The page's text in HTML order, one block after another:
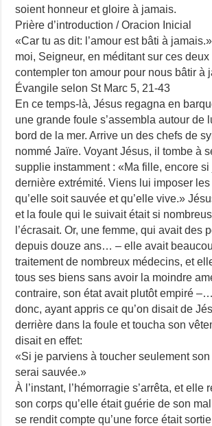
soient honneur et gloire à jamais.
Prière d’introduction / Oracion Inicial
«Car tu as dit: l’amour est bâti à
moi, Seigneur, en méditant sur ces deux
contempler ton amour pour nous bâtir à
Évangile selon St Marc 5, 21-43
En ce temps-là, Jésus regagna en
une grande foule s’assembla autour de
bord de la mer. Arrive un des chefs de
nommé Jaïre. Voyant Jésus, il tombe à
supplie instamment : «Ma fille, encore si
dernière extrémité. Viens lui imposer
qu’elle soit sauvée et qu’elle vive.»
et la foule qui le suivait était si
l’écrasait. Or, une femme, qui avait des
depuis douze ans… – elle avait
traitement de nombreux médecins, et
tous ses biens sans avoir la moindre
contraire, son état avait plutôt empiré
donc, ayant appris ce qu’on disait de
derrière dans la foule et toucha son
disait en effet:
«Si je parviens à toucher seulement
serai sauvée.»
À l’instant, l’hémorragie s’arrêta, et elle
son corps qu’elle était guérie de son
se rendit compte qu’une force était